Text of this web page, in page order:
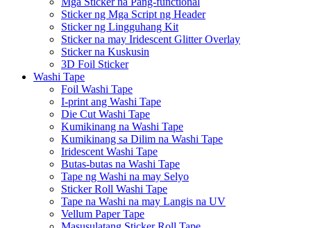
Sticker ng Mga Script ng Header
Sticker ng Lingguhang Kit
Sticker na may Iridescent Glitter Overlay
Sticker na Kuskusin
3D Foil Sticker
Washi Tape
Foil Washi Tape
I-print ang Washi Tape
Die Cut Washi Tape
Kumikinang na Washi Tape
Kumikinang sa Dilim na Washi Tape
Iridescent Washi Tape
Butas-butas na Washi Tape
Tape ng Washi na may Selyo
Sticker Roll Washi Tape
Tape na Washi na may Langis na UV
Vellum Paper Tape